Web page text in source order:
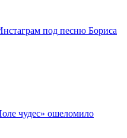
под песню Бориса
чудес» ошеломило